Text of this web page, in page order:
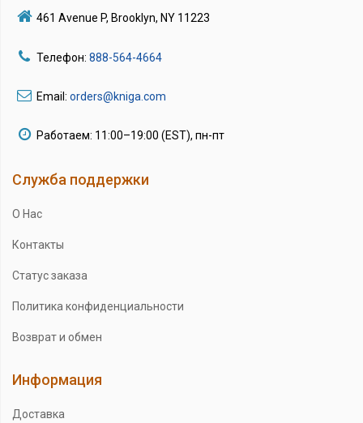
461 Avenue P, Brooklyn, NY 11223
Телефон: 888-564-4664
Email: orders@kniga.com
Работаем: 11:00–19:00 (EST), пн-пт
Служба поддержки
О Нас
Контакты
Статус заказа
Политика конфиденциальности
Возврат и обмен
Информация
Доставка